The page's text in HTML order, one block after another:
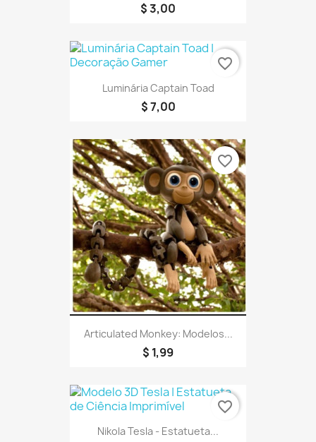
$ 3,00
Luminária Captain Toad
$ 7,00
favorite_border
Articulated Monkey: Modelos...
$ 1,99
favorite_border
Nikola Tesla - Estatueta...
favorite_border